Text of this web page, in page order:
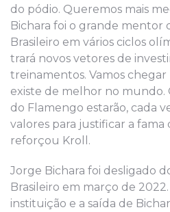
do pódio. Queremos mais
Bichara foi o grande mentor
Brasileiro em vários ciclos
trará novos vetores de
treinamentos. Vamos
existe de melhor no mundo.
do Flamengo estarão, cada
valores para justificar a fama
reforçou Kroll.
Jorge Bichara foi desligado
Brasileiro em março de 2022.
instituição e a saída de